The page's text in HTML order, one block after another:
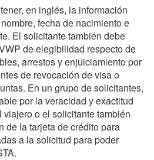
en inglés, la información
fecha de nacimiento e
El solicitante también debe
de elegibilidad respecto de
arrestos y enjuiciamiento por
de revocación de visa o
En un grupo de solicitantes,
por la veracidad y exactitud
o el solicitante también
de la tarjeta de crédito para
a la solicitud para poder